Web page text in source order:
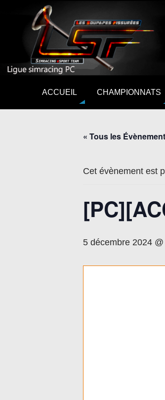
ACCUEIL CHAMPIONNATS
« Tous les
Cet évènement est
5 décembre 2024